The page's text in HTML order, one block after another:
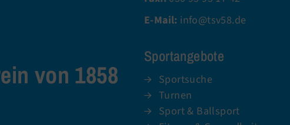
von 1858
E-Mail: info@tsv58.de
Sportangebote
Sportsuche
Turnen
Sport & Ballsport